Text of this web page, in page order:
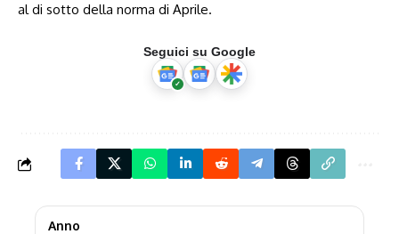
al di sotto della norma di Aprile.
Seguici su Google
Anno